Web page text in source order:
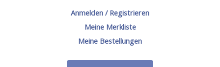
Anmelden / Registrieren
Meine Merkliste
Meine Bestellungen